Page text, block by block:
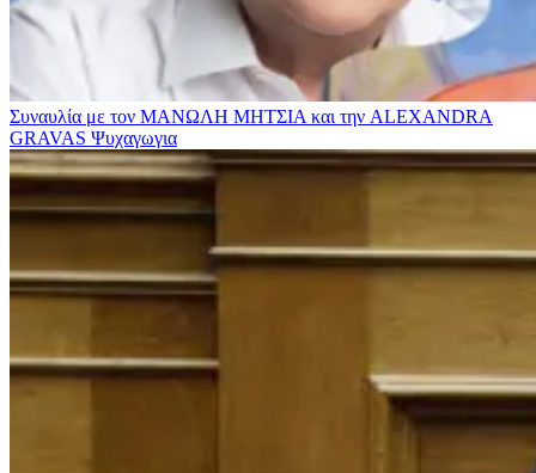
Συναυλία με τον ΜΑΝΩΛΗ ΜΗΤΣΙΑ και την ALEXANDRA
GRAVAS Ψυχαγωγια